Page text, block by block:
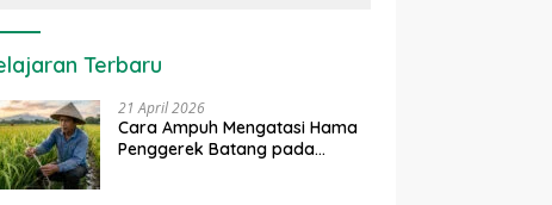
Terbaru
21 April 2026
Cara Ampuh Mengatasi Hama
Penggerek Batang pada